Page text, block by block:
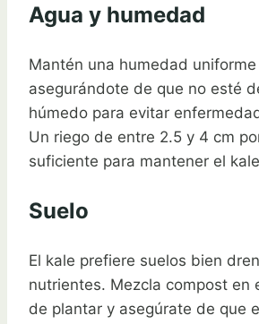
Agua y humedad
Mantén una humedad
asegurándote de que no esté
húmedo para evitar
Un riego de entre 2.5 y 4 cm
suficiente para mantener el
Suelo
El kale prefiere suelos bien
nutrientes. Mezcla compost en
de plantar y asegúrate de que